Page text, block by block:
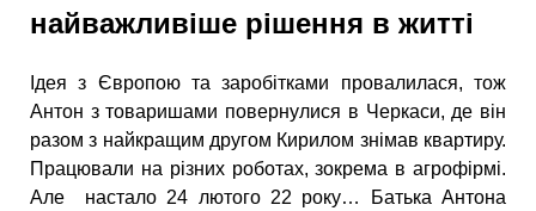
найважливіше рішення в житті
Ідея з Європою та заробітками провалилася, тож
Антон з товаришами повернулися в Черкаси, де він
разом з найкращим другом Кирилом знімав квартиру.
Працювали на різних роботах, зокрема в агрофірмі.
Але настало 24 лютого 22 року… Батька Антона